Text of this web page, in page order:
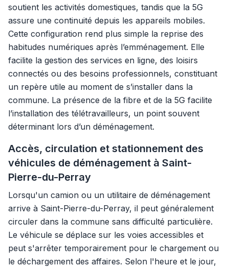
soutient les activités domestiques, tandis que la 5G
assure une continuité depuis les appareils mobiles.
Cette configuration rend plus simple la reprise des
habitudes numériques après l’emménagement. Elle
facilite la gestion des services en ligne, des loisirs
connectés ou des besoins professionnels, constituant
un repère utile au moment de s’installer dans la
commune. La présence de la fibre et de la 5G facilite
l’installation des télétravailleurs, un point souvent
déterminant lors d’un déménagement.
Accès, circulation et stationnement des
véhicules de déménagement à Saint-
Pierre-du-Perray
Lorsqu'un camion ou un utilitaire de déménagement
arrive à Saint-Pierre-du-Perray, il peut généralement
circuler dans la commune sans difficulté particulière.
Le véhicule se déplace sur les voies accessibles et
peut s'arrêter temporairement pour le chargement ou
le déchargement des affaires. Selon l'heure et le jour,